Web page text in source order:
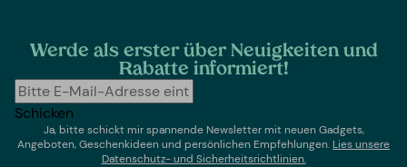
Werde als erster über Neuigkeiten und
Rabatte informiert!
Schicken
Ja, bitte schickt mir spannende Newsletter mit neuen Gadgets,
Angeboten, Geschenkideen und persönlichen Empfehlungen. Lies unsere
Datenschutz- und Sicherheitsrichtlinien.